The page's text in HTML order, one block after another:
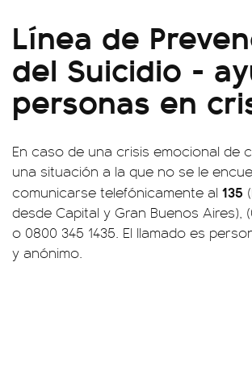
Línea de
del Suicidio -
personas en
En caso de una crisis emocional de
una situación a la que no se le
comunicarse telefónicamente al 135
desde Capital y Gran Buenos Aires),
o 0800 345 1435. El llamado es
y anónimo.